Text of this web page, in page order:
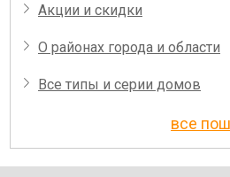
Акции и скидки
О районах города и области
Все типы и серии домов
все